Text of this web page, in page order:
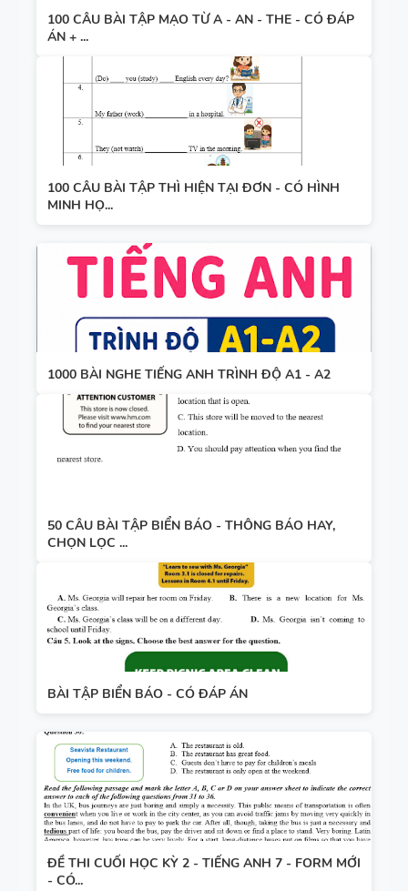
100 CÂU BÀI TẬP MẠO TỪ A - AN - THE - CÓ ĐÁP
ÁN + ...
100 CÂU BÀI TẬP THÌ HIỆN TẠI ĐƠN - CÓ HÌNH
MINH HỌ...
1000 BÀI NGHE TIẾNG ANH TRÌNH ĐỘ A1 - A2
50 CÂU BÀI TẬP BIỂN BÁO - THÔNG BÁO HAY,
CHỌN LỌC ...
BÀI TẬP BIỂN BÁO - CÓ ĐÁP ÁN
ĐỀ THI CUỐI HỌC KỲ 2 - TIẾNG ANH 7 - FORM MỚI
- CÓ...